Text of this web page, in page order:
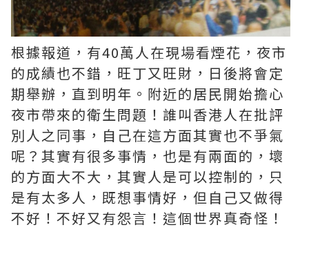
根據報道，有40萬人在現場看煙花，夜市
的成績也不錯，旺丁又旺財，日後將會定
期舉辦，直到明年。附近的居民開始擔心
夜市帶來的衛生問題！誰叫香港人在批評
別人之同事，自己在這方面其實也不爭氣
呢？其實有很多事情，也是有兩面的，壞
的方面大不大，其實人是可以控制的，只
是有太多人，既想事情好，但自己又做得
不好！不好又有怨言！這個世界真奇怪！